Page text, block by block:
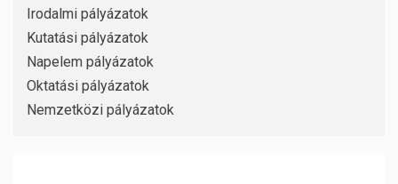
Irodalmi pályázatok
Kutatási pályázatok
Napelem pályázatok
Oktatási pályázatok
Nemzetközi pályázatok